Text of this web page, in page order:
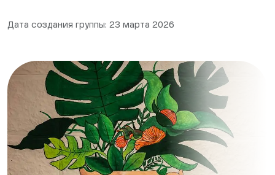
Дата создания группы: 23 марта 2026